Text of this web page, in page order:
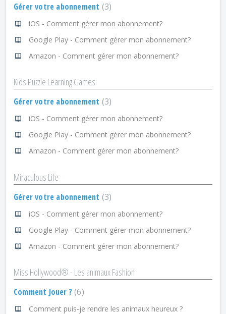
Gérer votre abonnement 3
iOS - Comment gérer mon abonnement?
Google Play - Comment gérer mon abonnement?
Amazon - Comment gérer mon abonnement?
Kids Puzzle Learning Games
Gérer votre abonnement 3
iOS - Comment gérer mon abonnement?
Google Play - Comment gérer mon abonnement?
Amazon - Comment gérer mon abonnement?
Miraculous Life
Gérer votre abonnement 3
iOS - Comment gérer mon abonnement?
Google Play - Comment gérer mon abonnement?
Amazon - Comment gérer mon abonnement?
Miss Hollywood® - Les animaux Fashion
Comment Jouer ? 6
Comment puis-je rendre les animaux heureux ?